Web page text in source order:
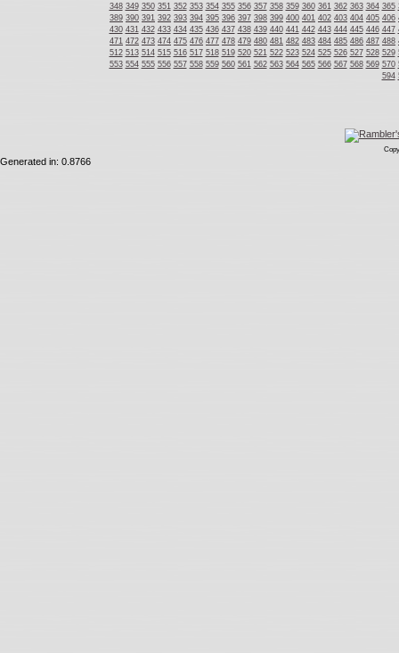
348 349 350 351 352 353 354 355 356 357 358 359 360 361 362 363 364 365
389 390 391 392 393 394 395 396 397 398 399 400 401 402 403 404 405 406
430 431 432 433 434 435 436 437 438 439 440 441 442 443 444 445 446 447
471 472 473 474 475 476 477 478 479 480 481 482 483 484 485 486 487 488
512 513 514 515 516 517 518 519 520 521 522 523 524 525 526 527 528 529
553 554 555 556 557 558 559 560 561 562 563 564 565 566 567 568 569 570
594
Generated in: 0.8766